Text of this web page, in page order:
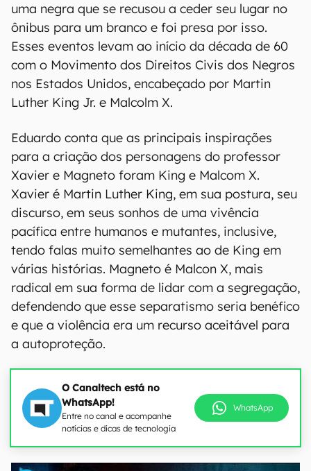
uma negra que se recusou a ceder seu lugar no
ônibus para um branco e foi presa por isso.
Esses eventos levam ao início da década de 60
com o Movimento dos Direitos Civis dos Negros
nos Estados Unidos, encabeçado por Martin
Luther King Jr. e Malcolm X.
Eduardo conta que as principais inspirações
para a criação dos personagens do professor
Xavier e Magneto foram King e Malcom X.
Xavier é Martin Luther King, em sua postura, seu
discurso, em seus sonhos de uma vivência
pacífica entre humanos e mutantes, inclusive,
tendo falas muito semelhantes ao de King em
várias histórias. Magneto é Malcon X, mais
radical em sua forma de lidar com a segregação,
defendendo que esse separatismo seria benéfico
e que a violência era um recurso aceitável para
a autoproteção.
O Canaltech está no
WhatsApp!
Entre no canal e acompanhe
notícias e dicas de tecnologia
WhatsApp